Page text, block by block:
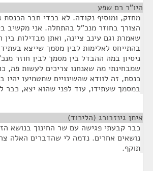
היו"ר רם שפע
מחזק, ומוסיף נקודה. לא בכדי חבר הכנסת
הצורך בחוזר מנכ"ל בהתחלה. אני מקשיב
שאמרת וגם עינב ציינה, ואתן מבדילות בין
בהתייחס לאלימות לבין מסמך שייצא
ניסיון במה ההבדל בין מסמך לבין חוזר
שמבחינתי מה שאנחנו צריכים לעשות פה,
כנסת, זה לוודא שהשינויים שתטמיעו יהיו
במסמך שעתידו, עוד לפני שהוא יצא, כבר
איתן גינזבורג (הליכוד)
כבר קבעתי פגישה עם שר החינוך בנושא
נושאים אחרים. נדמה לי שהדברים האלה
תוקף.